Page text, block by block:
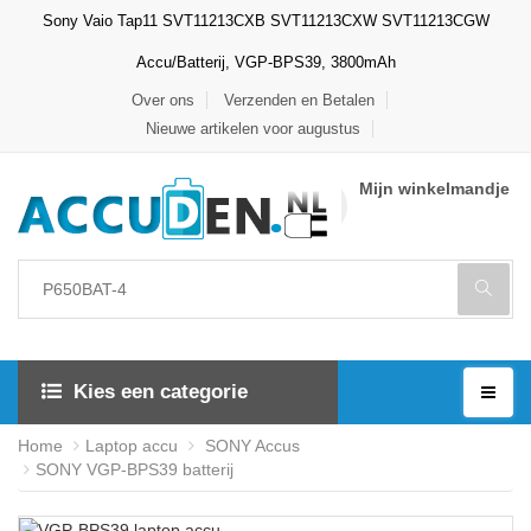
Sony Vaio Tap11 SVT11213CXB SVT11213CXW SVT11213CGW
Accu/Batterij, VGP-BPS39, 3800mAh
Over ons
Verzenden en Betalen
Nieuwe artikelen voor augustus
Mijn winkelmandje
Kies een categorie
Home Laptop accu
SONY Accus
SONY VGP-BPS39 batterij